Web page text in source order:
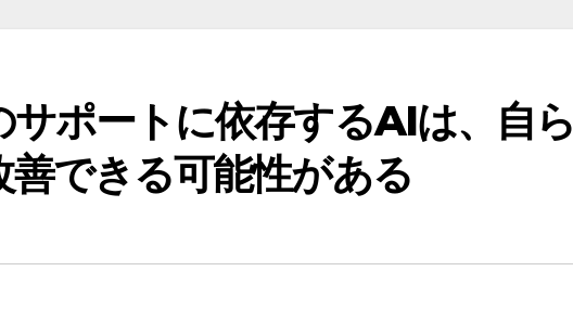
ポートに依存するAIは、自ら
できる可能性がある